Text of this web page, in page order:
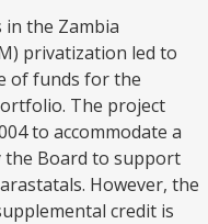
in the Zambia
privatization led to
of funds for the
The project
to accommodate a
the Board to support
However, the
credit is